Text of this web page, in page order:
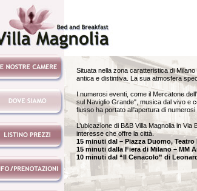
Situata nella zona caratteristica di Milano
antica e distintiva. La sua atmosfera
I numerosi eventi, come il Mercatone
sul Naviglio Grande", musica dal vivo e
flusso ha portato all'apertura di
L’ubicazione di B&B Villa Magnolia in
interesse che offre la città.
15 minuti dal – Piazza Duomo, Teatro
15 minuti dalla Fiera di Milano – MM
10 minuti dal “Il Cenacolo” di